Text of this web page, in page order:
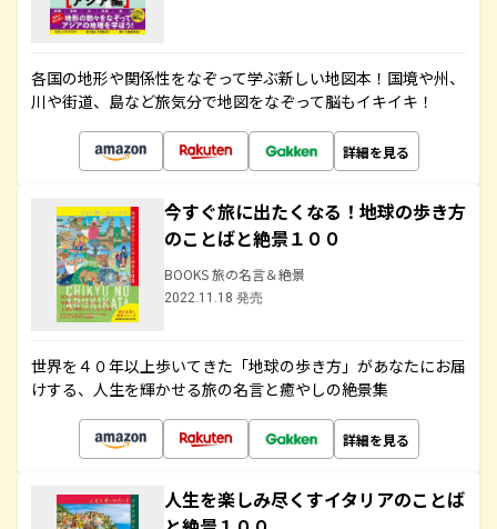
各国の地形や関係性をなぞって学ぶ新しい地図本！国境や州、
川や街道、島など旅気分で地図をなぞって脳もイキイキ！
詳細を見る
今すぐ旅に出たくなる！地球の歩き方
のことばと絶景１００
BOOKS 旅の名言＆絶景
2022.11.18 発売
世界を４０年以上歩いてきた「地球の歩き方」があなたにお届
けする、人生を輝かせる旅の名言と癒やしの絶景集
詳細を見る
人生を楽しみ尽くすイタリアのことば